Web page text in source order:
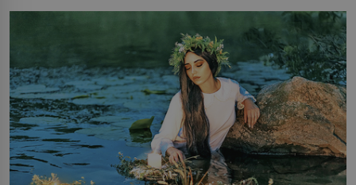
milostpaní. Stačí jenom na sukni,“ zhodnotí švadlena
množství růžového mušelínu. „Ošidili vás, podívejte.“
Vezme do ruky dřevěnou